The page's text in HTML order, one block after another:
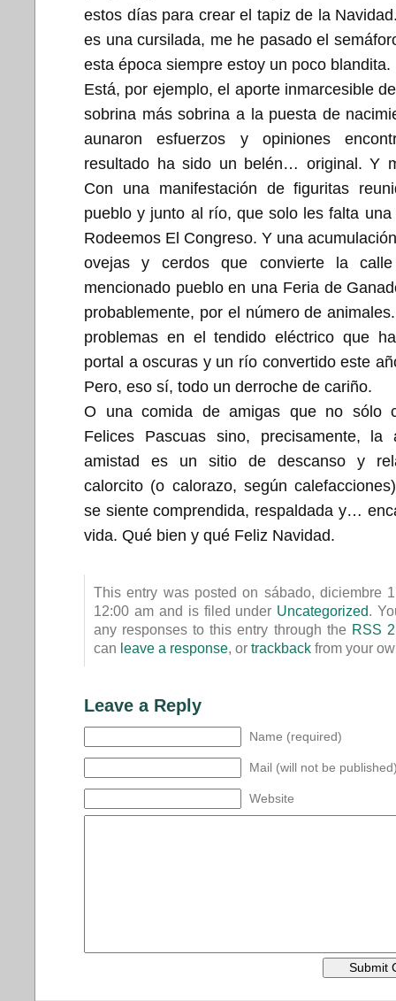
estos días para crear el tapiz de la
es una cursilada, me he pasado el
esta época siempre estoy un poco blandita.
Está, por ejemplo, el aporte inmarcesible
sobrina más sobrina a la puesta de
aunaron esfuerzos y opiniones
resultado ha sido un belén… original. Y
Con una manifestación de figuritas
pueblo y junto al río, que solo les falta una
Rodeemos El Congreso. Y una
ovejas y cerdos que convierte la
mencionado pueblo en una Feria de
probablemente, por el número de
problemas en el tendido eléctrico que
portal a oscuras y un río convertido este
Pero, eso sí, todo un derroche de cariño.
O una comida de amigas que no sólo
Felices Pascuas sino, precisamente, la
amistad es un sitio de descanso y
calorcito (o calorazo, según
se siente comprendida, respaldada y…
vida. Qué bien y qué Feliz Navidad.
This entry was posted on sábado, diciembre
12:00 am and is filed under Uncategorized.
any responses to this entry through the RSS
can leave a response, or trackback from your
Leave a Reply
Name (required)
Mail (will not be
Website